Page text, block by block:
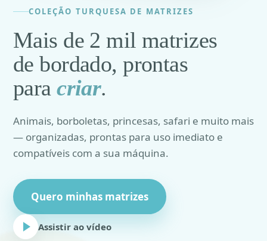
COLEÇÃO TURQUESA DE MATRIZES
Mais de 2 mil matrizes
de bordado, prontas
paracriar.
Animais, borboletas, princesas, safari e muito mais
— organizadas, prontas para uso imediato e
compatíveis com a sua máquina.
Quero minhas matrizes
Assistir ao vídeo